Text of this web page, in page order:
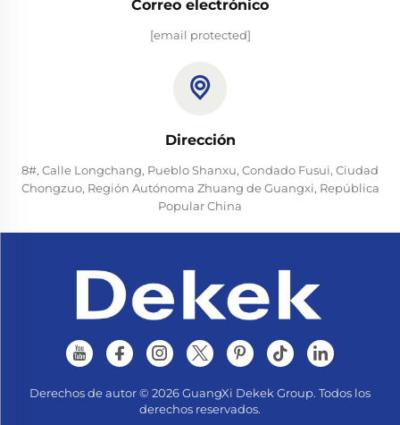
Correo electrónico
[email protected]
Dirección
8#, Calle Longchang, Pueblo Shanxu, Condado Fusui, Ciudad
Chongzuo, Región Autónoma Zhuang de Guangxi, República
Popular China
Derechos de autor © 2026 GuangXi Dekek Group. Todos los
derechos reservados.